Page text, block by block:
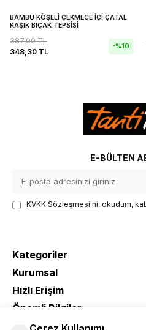
BAMBU KÖŞELİ ÇEKMECE İÇİ ÇATAL
KAŞIK BIÇAK TEPSİSİ
387,00TL
348,30 TL
-%10
E-BÜLTEN
KVKK Sözleşmesi'ni, okudum,
Kategoriler
Kurumsal
Hızlı Erişim
Önemli Bilgiler